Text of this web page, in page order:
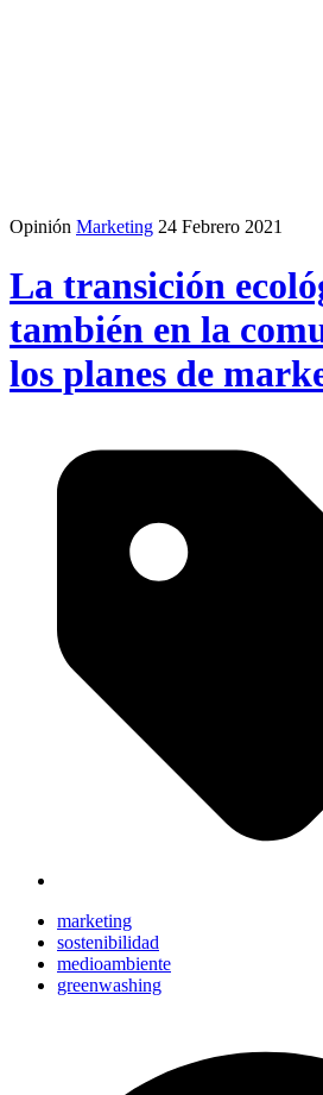
Opinión Marketing 24 Febrero 2021
La transición
también en la
los planes de
marketing
sostenibilidad
medioambiente
greenwashing